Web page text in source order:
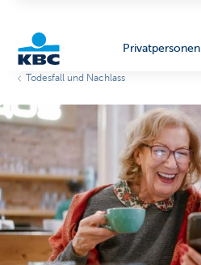
Particulieren
Privatpersonen
Todesfall und Nachlass